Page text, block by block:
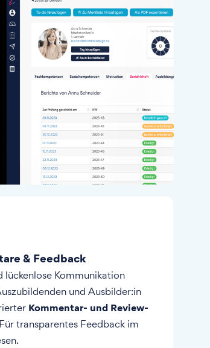
& Feedback
lückenlose Kommunikation
und Ausbilder:in
Kommentar- und Review-
transparentes Feedback im